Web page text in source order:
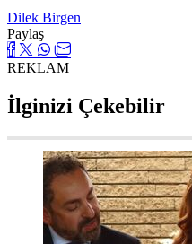
Dilek Birgen
Paylaş
REKLAM
İlginizi Çekebilir